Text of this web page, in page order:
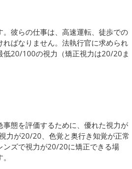
彼らの仕事は、高速運転、徒歩での
ばなりません。法執行官に求められ
低20/100の視力（矯正視力は20/20ま
態を評価するために、優れた視力が
力が20/20、色覚と奥行き知覚が正常
ンズで視力が20/20に矯正できる場